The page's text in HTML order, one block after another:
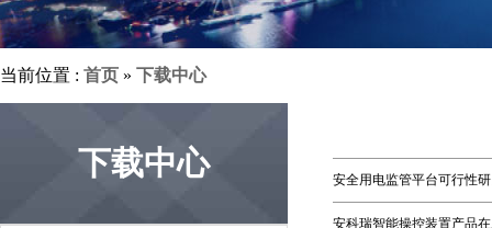
当前位置 : 首页 » 下载中心
下载中心 安全用电监管平台可行性
安科瑞智能操控装置产品